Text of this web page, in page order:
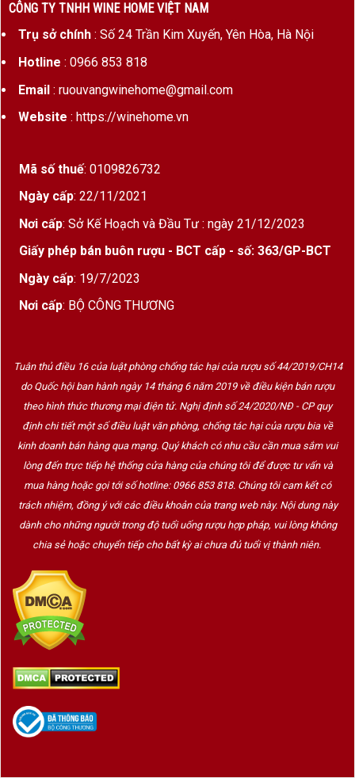
CÔNG TY TNHH WINE HOME VIỆT NAM
Trụ sở chính: Số 24 Trần Kim Xuyến, Yên Hòa, Hà Nội
Hotline : 0966 853 818
Email: ruouvangwinehome@gmail.com
Website : https://winehome.vn
Mã số thuế: 0109826732
Ngày cấp: 22/11/2021
Nơi cấp: Sở Kế Hoạch và Đầu Tư : ngày 21/12/2023
Giấy phép bán buôn rượu - BCT cấp - số: 363/GP-BCT
Ngày cấp: 19/7/2023
Nơi cấp: BỘ CÔNG THƯƠNG
Tuân thủ điều 16 của luật phòng chống tác hại của rượu số 44/2019/CH14
do Quốc hội ban hành ngày 14 tháng 6 năm 2019 về điều kiện bán rượu
theo hình thức thương mại điện tử. Nghị định số 24/2020/NĐ - CP quy
định chi tiết một số điều luật văn phòng, chống tác hại của rượu bia về
kinh doanh bán hàng qua mạng. Quý khách có nhu cầu cần mua sắm vui
lòng đến trực tiếp hệ thống cửa hàng của chúng tôi để được tư vấn và
mua hàng hoặc gọi tới số hotline: 0966 853 818. Chúng tôi cam kết có
trách nhiệm, đồng ý với các điều khoản của trang web này. Nội dung này
dành cho những người trong độ tuổi uống rượu hợp pháp, vui lòng không
chia sẻ hoặc chuyển tiếp cho bất kỳ ai chưa đủ tuổi vị thành niên.